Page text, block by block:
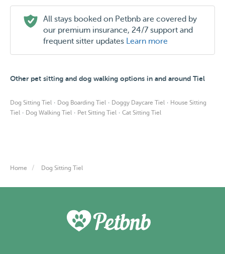
All stays booked on Petbnb are covered by
our premium insurance, 24/7 support and
frequent sitter updates Learn more
Other pet sitting and dog walking options in and around Tiel
Dog Sitting Tiel · Dog Boarding Tiel · Doggy Daycare Tiel · House Sitting
Tiel · Dog Walking Tiel · Pet Sitting Tiel · Cat Sitting Tiel
Home Dog Sitting Tiel